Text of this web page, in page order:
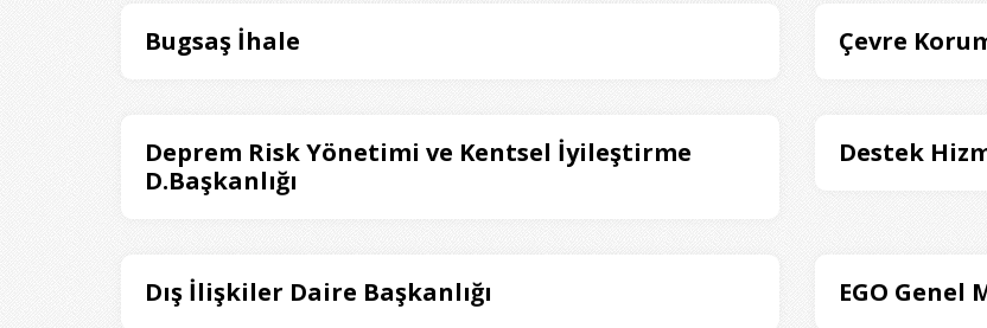
Bugsaş İhale Çevre
Deprem Risk Yönetimi ve Kentsel İyileştirme
D.Başkanlığı
Destek
Dış İlişkiler Daire Başkanlığı EGO Genel